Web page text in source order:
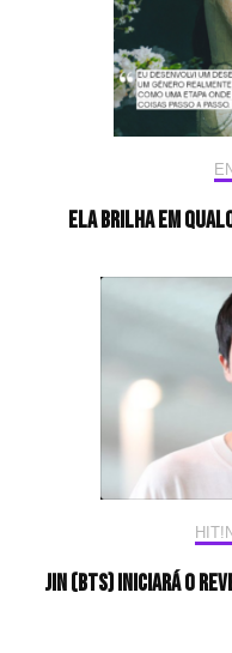
Ela brilha em
Jin (BTS) iniciará o